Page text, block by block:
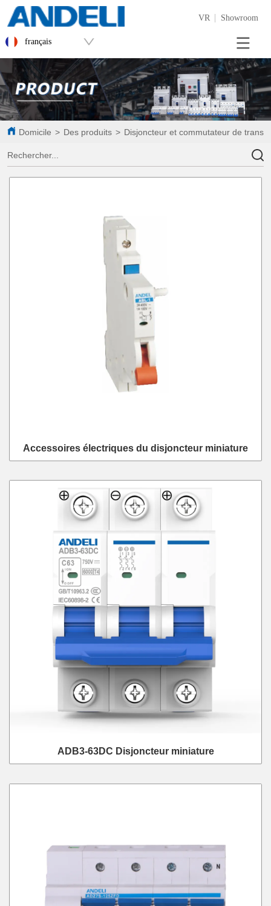
VR Showroom
français
Domicile > Des produits > Disjoncteur et commutateur de
Accessoires électriques du disjoncteur miniature
ADB3-63DC Disjoncteur miniature